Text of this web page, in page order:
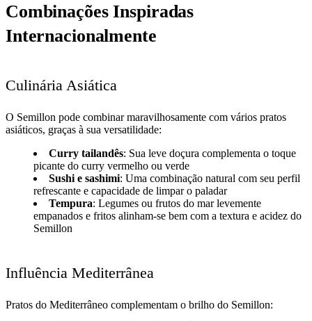
Combinações Inspiradas
Internacionalmente
Culinária Asiática
O Semillon pode combinar maravilhosamente com vários pratos
asiáticos, graças à sua versatilidade:
Curry tailandês: Sua leve doçura complementa o toque
picante do curry vermelho ou verde
Sushi e sashimi: Uma combinação natural com seu perfil
refrescante e capacidade de limpar o paladar
Tempura: Legumes ou frutos do mar levemente
empanados e fritos alinham-se bem com a textura e acidez do
Semillon
Influência Mediterrânea
Pratos do Mediterrâneo complementam o brilho do Semillon: